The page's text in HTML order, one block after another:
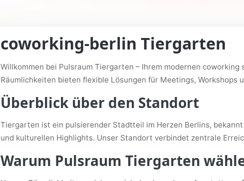
coworking-berlin Tiergarten
Willkommen bei Pulsraum Tiergarten – Ihrem modernen
Räumlichkeiten bieten flexible Lösungen für Meetings, Workshops
Überblick über den Standort
Tiergarten ist ein pulsierender Stadtteil im Herzen Berlins,
und kulturellen Highlights. Unser Standort verbindet zentrale
Warum Pulsraum Tiergarten